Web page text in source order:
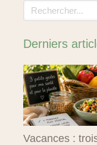
Rechercher
Derniers
Vacances :